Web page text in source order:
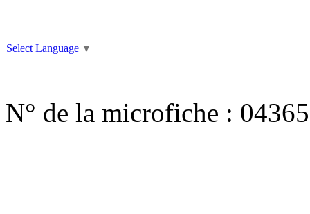
Select Language ▼
N° de la microfiche :